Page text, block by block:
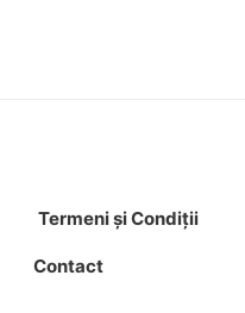
Termeni şi Condiţii
Contact